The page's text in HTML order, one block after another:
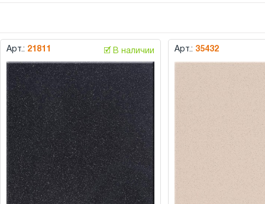
Арт.: 21811 🗹 В наличии Арт.: 35432